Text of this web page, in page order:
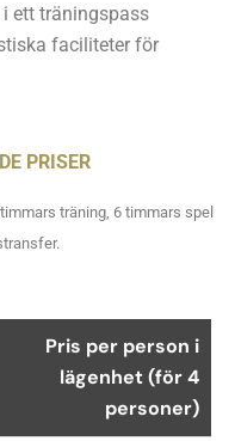
ett träningspass
faciliteter för
PRISER
träning, 6 timmars spel
Pris per person i
lägenhet (för 4
personer)